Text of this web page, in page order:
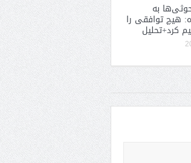
به
هیچ توافقی را
کرد+تحلیل